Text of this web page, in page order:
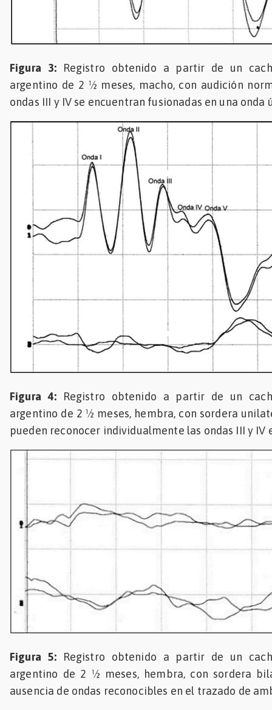
Figura 3:Registro obtenido a partir de un
argentino de 2 ½ meses, macho, con audición
ondas III y IV se encuentran fusionadas en una onda
Figura 4:
Registro obtenido a partir de un
argentino de 2 ½ meses, hembra, con sordera
pueden reconocer individualmente las ondas III y IV
Figura 5:
Registro obtenido a partir de un
argentino de 2 ½ meses, hembra, con sordera
ausencia de ondas reconocibles en el trazado de